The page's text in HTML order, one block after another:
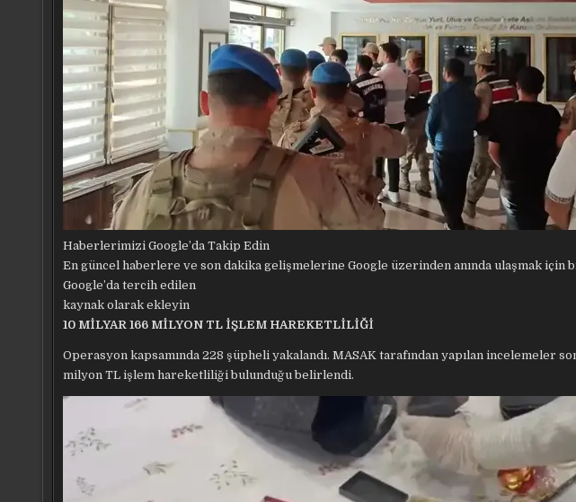
Haberlerimizi Google’da Takip Edin
En güncel haberlere ve son dakika gelişmelerine Google üzerinden anında ulaşmak
Google’da tercih edilen
kaynak olarak ekleyin
10 MİLYAR 166 MİLYON TL İŞLEM HAREKETLİLİĞİ
Operasyon kapsamında 228 şüpheli yakalandı. MASAK tarafından yapılan incelemeler
milyon TL işlem hareketliliği bulunduğu belirlendi.